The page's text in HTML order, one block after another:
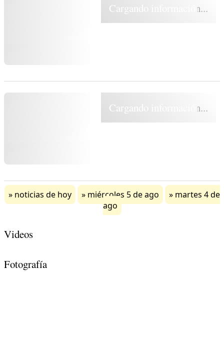
Cargando información...
Cargando información...
noticias de hoy miércoles 5 de ago
martes 4 de
ago
Videos
Fotografía